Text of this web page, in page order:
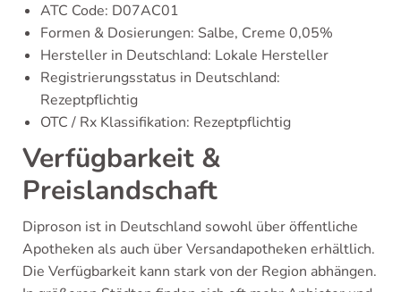
ATC Code: D07AC01
Formen & Dosierungen: Salbe, Creme 0,05%
Hersteller in Deutschland: Lokale Hersteller
Registrierungsstatus in Deutschland:
Rezeptpflichtig
OTC / Rx Klassifikation: Rezeptpflichtig
Verfügbarkeit &
Preislandschaft
Diproson ist in Deutschland sowohl über öffentliche
Apotheken als auch über Versandapotheken erhältlich.
Die Verfügbarkeit kann stark von der Region abhängen.